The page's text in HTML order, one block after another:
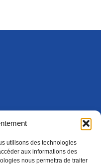
utilisons des technologies
aux informations des
nous permettra de traiter
15